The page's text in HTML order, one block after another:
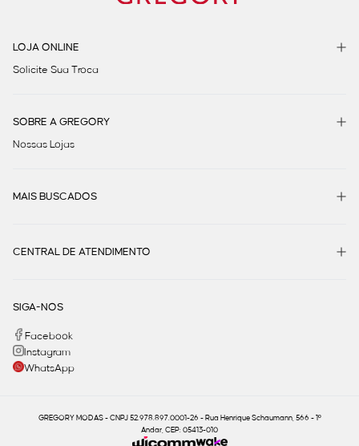
LOJA ONLINE
Solicite Sua Troca
SOBRE A GREGORY
Nossas Lojas
MAIS BUSCADOS
CENTRAL DE ATENDIMENTO
SIGA-NOS
Facebook
Instagram
WhatsApp
GREGORY MODAS - CNPJ 52.978.897.0001-26 - Rua Henrique Schaumann, 566 - 1º
Andar, CEP: 05413-010